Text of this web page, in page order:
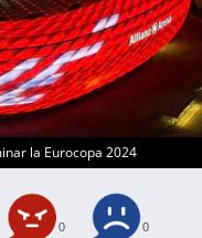
la Eurocopa 2024
0 0